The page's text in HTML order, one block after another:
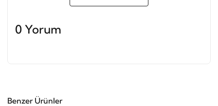
0 Yorum
Benzer Ürünler